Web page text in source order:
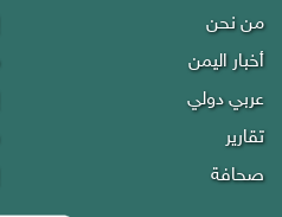
من نحن
أخبار اليمن
عربي دولي
تقارير
صحافة